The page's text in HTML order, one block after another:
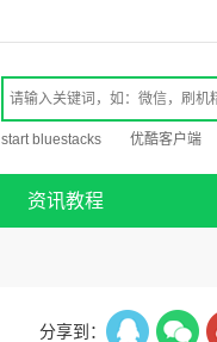
start bluestacks 优酷客户端
资讯教程
分享到：